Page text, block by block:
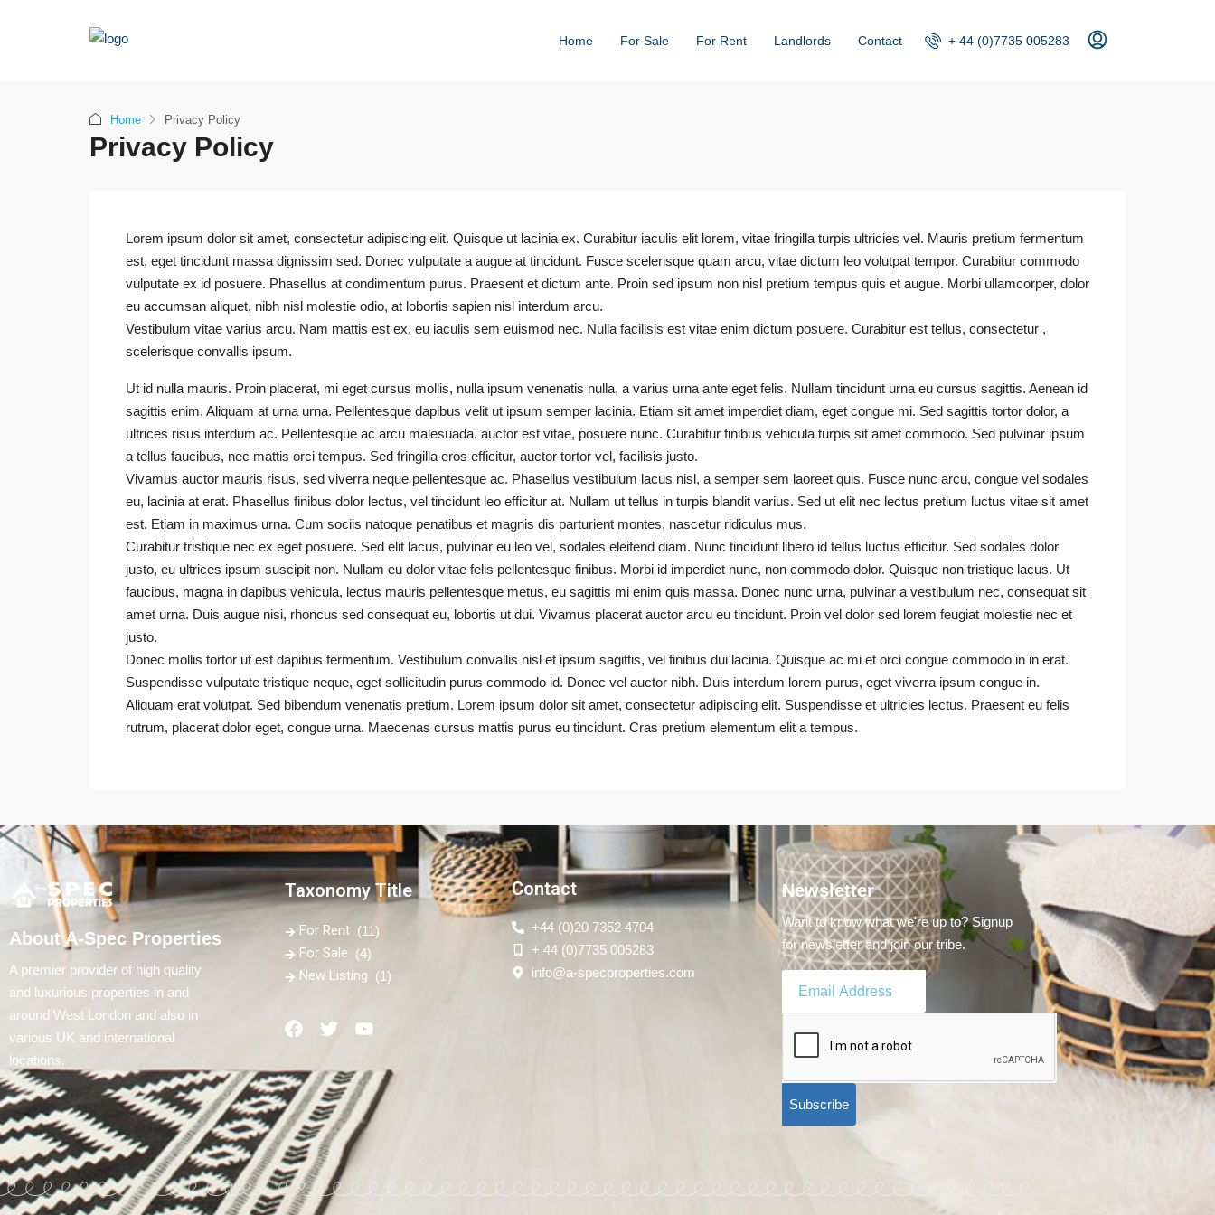
Home For Sale For Rent Landlords Contact + 44 (0)7735 005283
Home Privacy Policy
Privacy Policy
Lorem ipsum dolor sit amet, consectetur adipiscing elit. Quisque ut lacinia ex. Curabitur iaculis elit lorem, vitae fringilla turpis ultricies vel. Mauris pretium fermentum
est, eget tincidunt massa dignissim sed. Donec vulputate a augue at tincidunt. Fusce scelerisque quam arcu, vitae dictum leo volutpat tempor. Curabitur commodo
vulputate ex id posuere. Phasellus at condimentum purus. Praesent et dictum ante. Proin sed ipsum non nisl pretium tempus quis et augue. Morbi ullamcorper, dolor
eu accumsan aliquet, nibh nisl molestie odio, at lobortis sapien nisl interdum arcu.
Vestibulum vitae varius arcu. Nam mattis est ex, eu iaculis sem euismod nec. Nulla facilisis est vitae enim dictum posuere. Curabitur est tellus, consectetur ,
scelerisque convallis ipsum.
Ut id nulla mauris. Proin placerat, mi eget cursus mollis, nulla ipsum venenatis nulla, a varius urna ante eget felis. Nullam tincidunt urna eu cursus sagittis. Aenean id
sagittis enim. Aliquam at urna urna. Pellentesque dapibus velit ut ipsum semper lacinia. Etiam sit amet imperdiet diam, eget congue mi. Sed sagittis tortor dolor, a
ultrices risus interdum ac. Pellentesque ac arcu malesuada, auctor est vitae, posuere nunc. Curabitur finibus vehicula turpis sit amet commodo. Sed pulvinar ipsum
a tellus faucibus, nec mattis orci tempus. Sed fringilla eros efficitur, auctor tortor vel, facilisis justo.
Vivamus auctor mauris risus, sed viverra neque pellentesque ac. Phasellus vestibulum lacus nisl, a semper sem laoreet quis. Fusce nunc arcu, congue vel sodales
eu, lacinia at erat. Phasellus finibus dolor lectus, vel tincidunt leo efficitur at. Nullam ut tellus in turpis blandit varius. Sed ut elit nec lectus pretium luctus vitae sit amet
est. Etiam in maximus urna. Cum sociis natoque penatibus et magnis dis parturient montes, nascetur ridiculus mus.
Curabitur tristique nec ex eget posuere. Sed elit lacus, pulvinar eu leo vel, sodales eleifend diam. Nunc tincidunt libero id tellus luctus efficitur. Sed sodales dolor
justo, eu ultrices ipsum suscipit non. Nullam eu dolor vitae felis pellentesque finibus. Morbi id imperdiet nunc, non commodo dolor. Quisque non tristique lacus. Ut
faucibus, magna in dapibus vehicula, lectus mauris pellentesque metus, eu sagittis mi enim quis massa. Donec nunc urna, pulvinar a vestibulum nec, consequat sit
amet urna. Duis augue nisi, rhoncus sed consequat eu, lobortis ut dui. Vivamus placerat auctor arcu eu tincidunt. Proin vel dolor sed lorem feugiat molestie nec et
justo.
Donec mollis tortor ut est dapibus fermentum. Vestibulum convallis nisl et ipsum sagittis, vel finibus dui lacinia. Quisque ac mi et orci congue commodo in in erat.
Suspendisse vulputate tristique neque, eget sollicitudin purus commodo id. Donec vel auctor nibh. Duis interdum lorem purus, eget viverra ipsum congue in.
Aliquam erat volutpat. Sed bibendum venenatis pretium. Lorem ipsum dolor sit amet, consectetur adipiscing elit. Suspendisse et ultricies lectus. Praesent eu felis
rutrum, placerat dolor eget, congue urna. Maecenas cursus mattis purus eu tincidunt. Cras pretium elementum elit a tempus.
About A-Spec Properties
A premier provider of high quality
and luxurious properties in and
around West London and also in
various UK and international
locations.
Taxonomy Title
For Rent (11)
For Sale (4)
New Listing (1)
Contact
+44 (0)20 7352 4704
+ 44 (0)7735 005283
info@a-specproperties.com
Newsletter
Want to know what we're up to? Signup
for newsletter and join our tribe.
Subscribe